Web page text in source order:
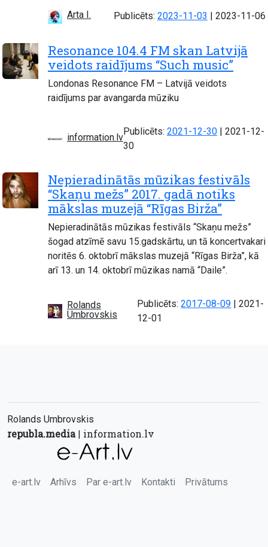
Arta I. Publicēts: 2023-11-03 | Atjaunots:
2023-11-06
Resonance 104.4 FM skan Latvijā
veidots raidījums “Such music”
Londonas Resonance FM – Latvijā veidots
raidījums par avangarda mūziku
information.lv
Publicēts: 2021-12-30 | Atjaunots:
2021-12-
30
Nepieradinātās mūzikas festivāls
“Skaņu mežs” 2017. gadā notiks
mākslas muzejā “Rīgas Birža”
Nepieradinātās mūzikas festivāls “Skaņu mežs”
šogad atzīmē savu 15.gadskārtu, un tā koncertvakari
noritēs 6. oktobrī mākslas muzejā “Rīgas Birža”, kā
arī 13. un 14. oktobrī mūzikas namā “Daile”.
Rolands
Umbrovskis
Publicēts:2017-08-09 |2021-
12-01
Rolands Umbrovskis
republa.media| information.lv
e-art.lv Arhīvs Par e-art.lv Kontakti Privātums